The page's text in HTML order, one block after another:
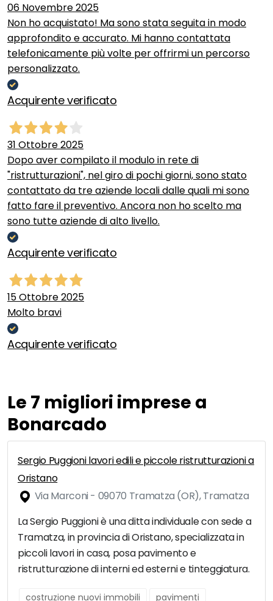
06 Novembre 2025
Non ho acquistato! Ma sono stata seguita in modo
approfondito e accurato. Mi hanno contattata
telefonicamente più volte per offrirmi un percorso
personalizzato.
Acquirente verificato
31 Ottobre 2025
Dopo aver compilato il modulo in rete di
"ristrutturazioni", nel giro di pochi giorni, sono stato
contattato da tre aziende locali dalle quali mi sono
fatto fare il preventivo. Ancora non ho scelto ma
sono tutte aziende di alto livello.
Acquirente verificato
15 Ottobre 2025
Molto bravi
Acquirente verificato
Le 7 migliori imprese a
Bonarcado
Sergio Puggioni lavori edili e piccole ristrutturazioni a
Oristano
Via Marconi - 09070 Tramatza (OR), Tramatza
La Sergio Puggioni è una ditta individuale con sede a
Tramatza, in provincia di Oristano, specializzata in
piccoli lavori in casa, posa pavimento e
ristrutturazione di interni ed esterni e tinteggiatura.
costruzione nuovi immobili pavimenti